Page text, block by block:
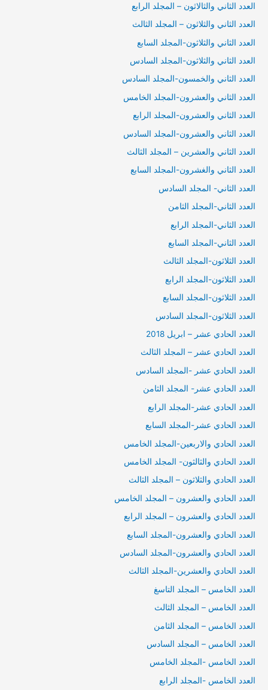
العدد الثاني والثالاثون – المجلد الرابع
العدد الثاني والثلاثون – المجلد الثالث
العدد الثاني والثلاثون-المجلد السابع
العدد الثاني والثلاثون-المجلد السادس
العدد الثاني والخمسون-المجلد السادس
العدد الثاني والعشرون-المجلد الخامس
العدد الثاني والعشرون-المجلد الرابع
العدد الثاني والعشرون-المجلد السادس
العدد الثاني والعشرين – المجلد الثالث
العدد الثاني والغشرون-المجلد السابع
العدد الثاني- المجلد السادس
العدد الثاني-المجلد الثامن
العدد الثاني-المجلد الرابع
العدد الثاني-المجلد السابع
العدد الثلاثون-المجلد الثالث
العدد الثلاثون-المجلد الرابع
العدد الثلاثون-المجلد السابع
العدد الثلاثون-المجلد السادس
العدد الحادي عشر – ابريل 2018
العدد الحادي عشر – المجلد الثالث
العدد الحادي عشر -المجلد السادس
العدد الحادي عشر- المجلد الثامن
العدد الحادي عشر-المجلد الرابع
العدد الحادي عشر-المجلد السابع
العدد الحادي والاربعين-المجلد الخامس
العدد الحادي والثالثون- المجلد الخامس
العدد الحادي والثلاثون – المجلد الثالث
العدد الحادي والعشرون – المجلد الخامس
العدد الحادي والعشرون – المجلد الرابع
العدد الحادي والعشرون-المجلد السابع
العدد الحادي والعشرون-المجلد السادس
العدد الحادي والعشرين-المجلد الثالث
العدد الخامس – المجلد التاسغ
العدد الخامس – المجلد الثالث
العدد الخامس – المجلد الثامن
العدد الخامس – المجلد السادس
العدد الخامس -المجلد الخامس
العدد الخامس -المجلد الرابع